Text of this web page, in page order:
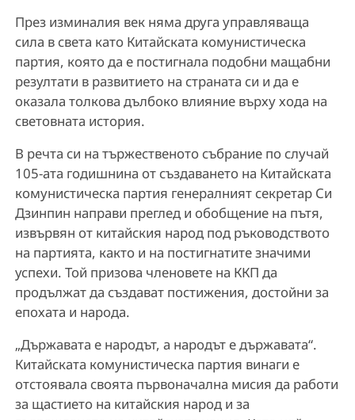
През изминалия век няма друга управляваща
сила в света като Китайската комунистическа
партия, която да е постигнала подобни мащабни
резултати в развитието на страната си и да е
оказала толкова дълбоко влияние върху хода на
световната история.
В речта си на тържественото събрание по случай
105-ата годишнина от създаването на Китайската
комунистическа партия генералният секретар Си
Дзинпин направи преглед и обобщение на пътя,
извървян от китайския народ под ръководството
на партията, както и на постигнатите значими
успехи. Той призова членовете на ККП да
продължат да създават постижения, достойни за
епохата и народа.
„Държавата е народът, а народът е държавата“.
Китайската комунистическа партия винаги е
отстоявала своята първоначална мисия да работи
за щастието на китайския народ и за